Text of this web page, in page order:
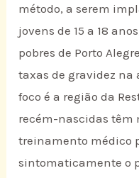
método, a serem
jovens de 15 a 18
pobres de Porto
taxas de gravidez na
foco é a região da
recém-nascidas têm
treinamento médico
sintomaticamente o